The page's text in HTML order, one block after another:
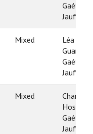
Gaétan
Jauffret
Mixed
Léa
Guarino /
Gaétan
Jauffret
Mixed
Hosner /
Gaétan
Jauffret